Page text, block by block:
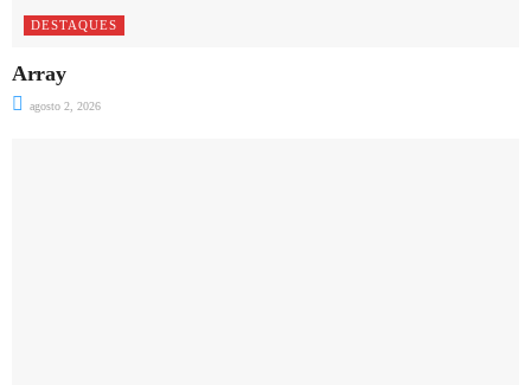
DESTAQUES
Array
agosto 2, 2026